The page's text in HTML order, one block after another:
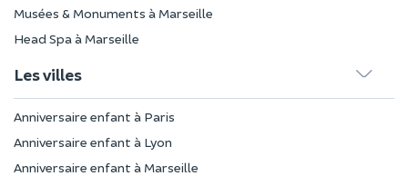
Musées & Monuments à Marseille
Head Spa à Marseille
Les villes
Anniversaire enfant à Paris
Anniversaire enfant à Lyon
Anniversaire enfant à Marseille